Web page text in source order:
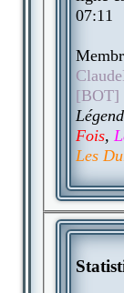
07:11
[BOT]
Fois,
Les